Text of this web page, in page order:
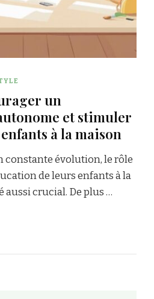
un
et stimuler
à la maison
constante évolution, le rôle
de leurs enfants à la
aussi crucial. De plus …